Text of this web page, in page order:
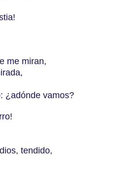
me miran,
¿adónde vamos?
tendido,